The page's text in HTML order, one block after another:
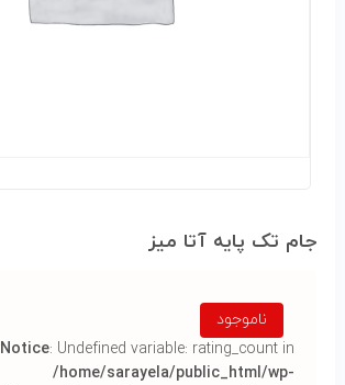
جام تک پايه آتا ميز
ناموجود
Notice: Undefined variable: rating_count in
/home/sarayela/public_html/wp-